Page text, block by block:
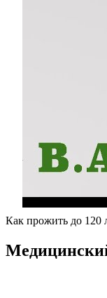
Как прожить до 120